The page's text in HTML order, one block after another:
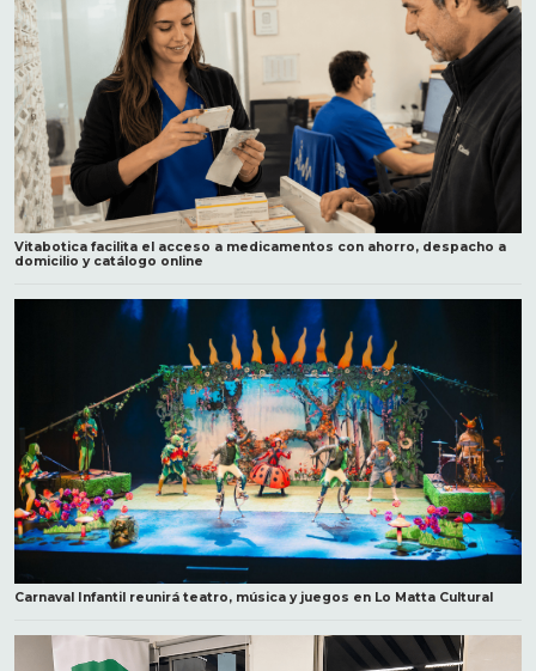
Vitabotica facilita el acceso a medicamentos con ahorro, despacho a
domicilio y catálogo online
Carnaval Infantil reunirá teatro, música y juegos en Lo Matta Cultural